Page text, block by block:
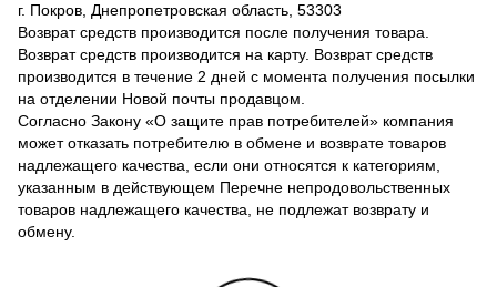
г. Покров, Днепропетровская область, 53303
Возврат средств производится после получения товара.
Возврат средств производится на карту. Возврат средств
производится в течение 2 дней с момента получения посылки
на отделении Новой почты продавцом.
Согласно Закону «О защите прав потребителей» компания
может отказать потребителю в обмене и возврате товаров
надлежащего качества, если они относятся к категориям,
указанным в действующем Перечне непродовольственных
товаров надлежащего качества, не подлежат возврату и
обмену.